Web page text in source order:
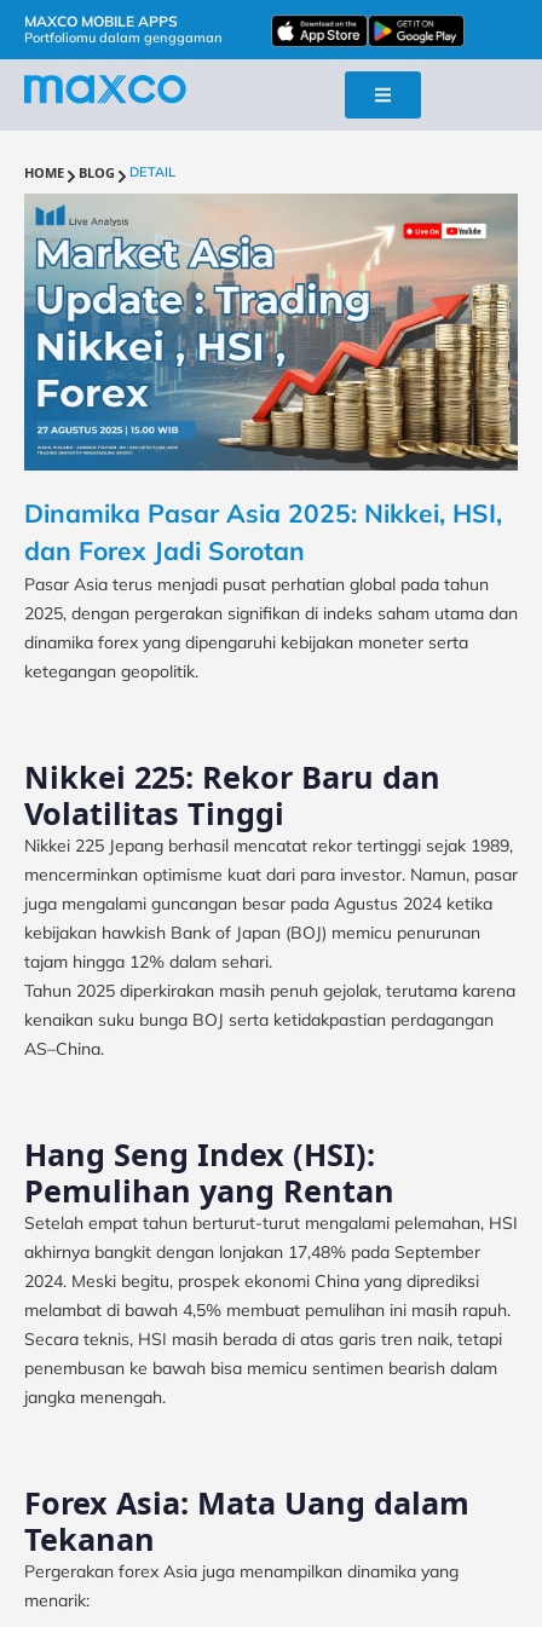
MAXCO MOBILE APPS
Portfoliomu dalam genggaman
HOME BLOG DETAIL
Dinamika Pasar Asia 2025: Nikkei, HSI,
dan Forex Jadi Sorotan
Pasar Asia terus menjadi pusat perhatian global pada tahun
2025, dengan pergerakan signifikan di indeks saham utama dan
dinamika forex yang dipengaruhi kebijakan moneter serta
ketegangan geopolitik.
Nikkei 225: Rekor Baru dan
Volatilitas Tinggi
Nikkei 225 Jepang berhasil mencatat rekor tertinggi sejak 1989,
mencerminkan optimisme kuat dari para investor. Namun, pasar
juga mengalami guncangan besar pada Agustus 2024 ketika
kebijakan hawkish Bank of Japan (BOJ) memicu penurunan
tajam hingga 12% dalam sehari.
Tahun 2025 diperkirakan masih penuh gejolak, terutama karena
kenaikan suku bunga BOJ serta ketidakpastian perdagangan
AS–China.
Hang Seng Index (HSI):
Pemulihan yang Rentan
Setelah empat tahun berturut-turut mengalami pelemahan, HSI
akhirnya bangkit dengan lonjakan 17,48% pada September
2024. Meski begitu, prospek ekonomi China yang diprediksi
melambat di bawah 4,5% membuat pemulihan ini masih rapuh.
Secara teknis, HSI masih berada di atas garis tren naik, tetapi
penembusan ke bawah bisa memicu sentimen bearish dalam
jangka menengah.
Forex Asia: Mata Uang dalam
Tekanan
Pergerakan forex Asia juga menampilkan dinamika yang
menarik: